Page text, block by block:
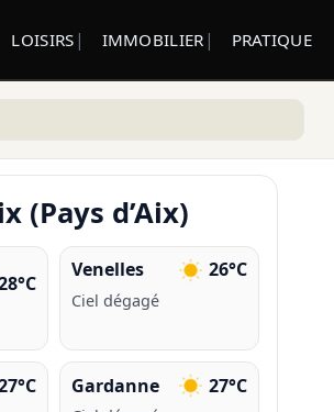
LOISIRS IMMOBILIER PRATIQUE
(Pays d’Aix)
Venelles 26°C
Ciel dégagé
Gardanne 27°C